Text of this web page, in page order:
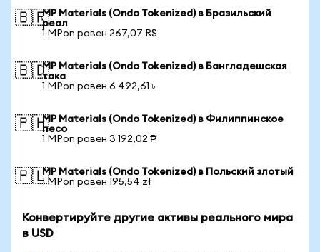
🇧🇷MP Materials (Ondo Tokenized) в Бразильский
реал
1 MPon равен 267,07 R$
🇧🇩MP Materials (Ondo Tokenized) в Бангладешская
така
1 MPon равен 6 492,61 ৳
🇵🇭MP Materials (Ondo Tokenized) в Филиппинское
песо
1 MPon равен 3 192,02 ₱
🇵🇱MP Materials (Ondo Tokenized) в Польский злотый
1 MPon равен 195,54 zł
Конвертируйте другие активы реального мира
в USD